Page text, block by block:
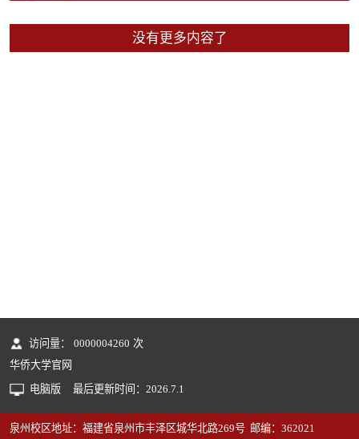
没有更多内容了
访问量： 0000004260 次
华侨大学官网
电脑版
最后更新时间： 2026 7 1
泉州校区地址：福建省泉州市丰泽区城华北路269号 邮编：362021